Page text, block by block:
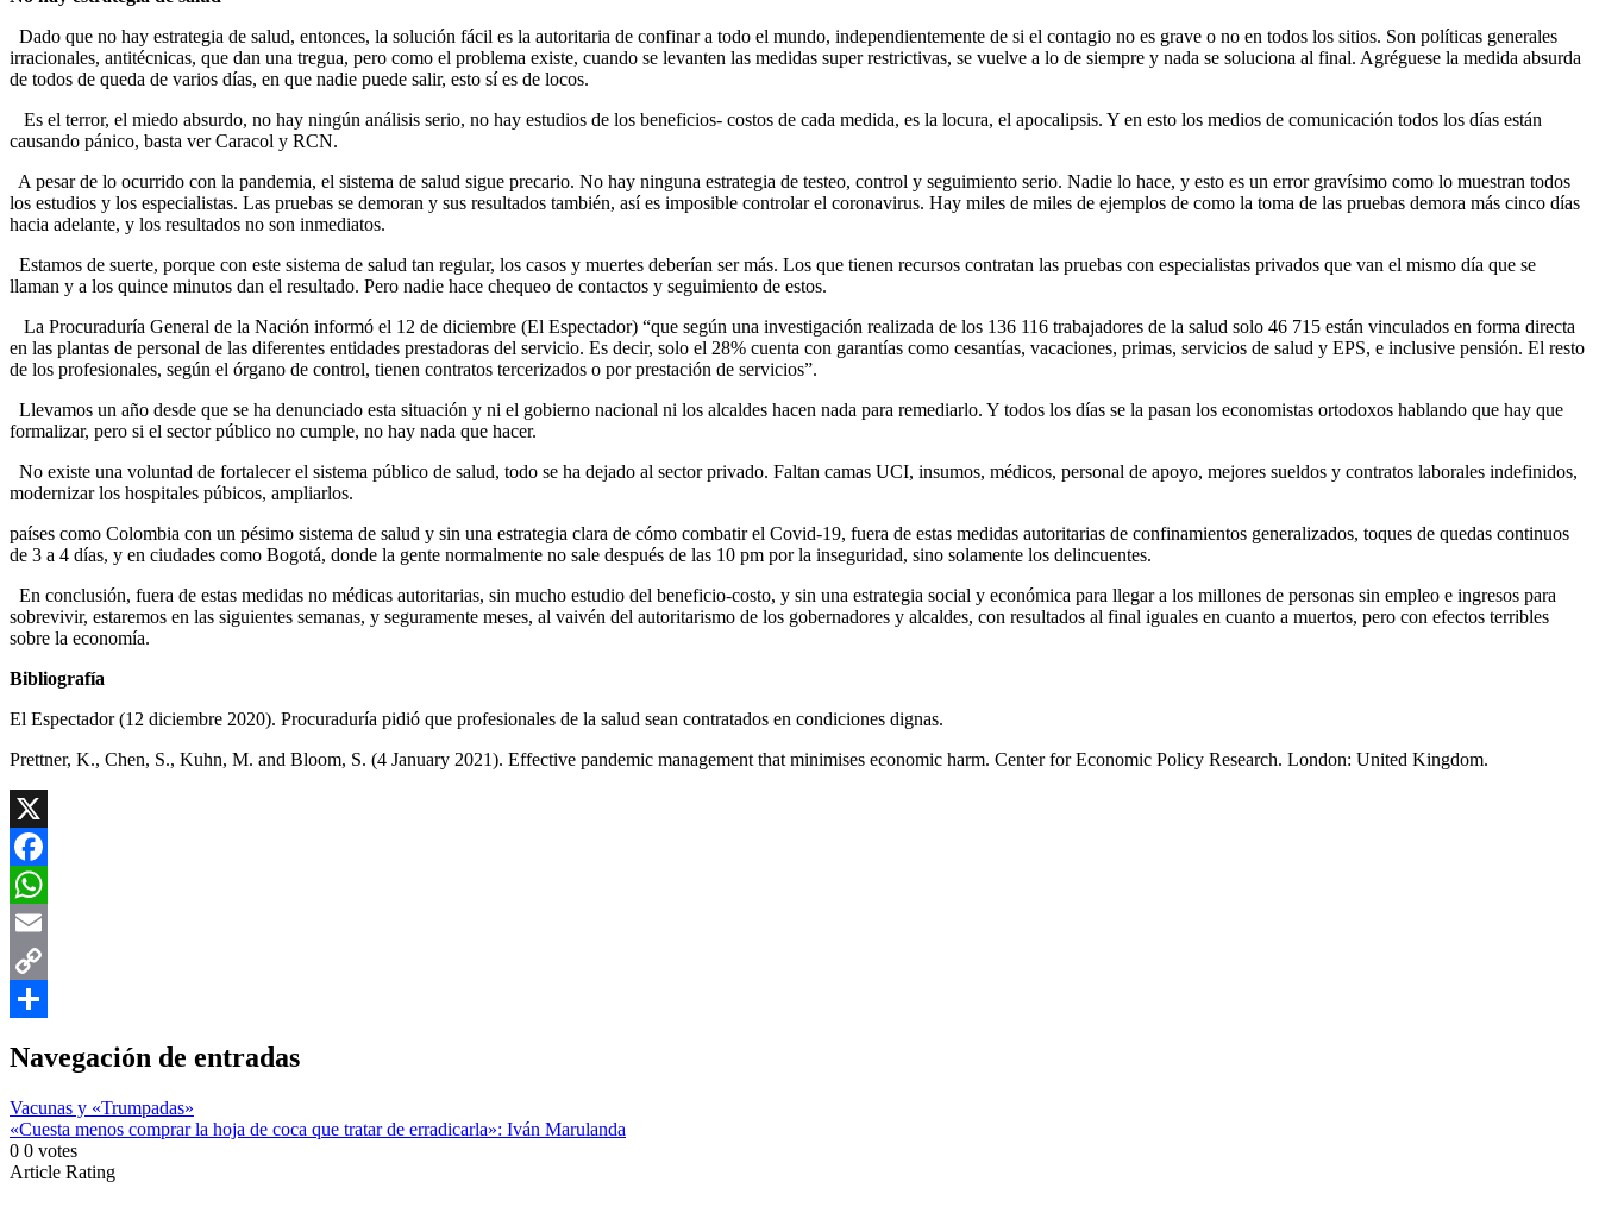
Dado que no hay estrategia de salud, entonces, la solución fácil es la autoritaria de confinar a todo el mundo, independientemente de si el contagio no es grave o no en todos los sitios. Son políticas generales
irracionales, antitécnicas, que dan una tregua, pero como el problema existe, cuando se levanten las medidas super restrictivas, se vuelve a lo de siempre y nada se soluciona al final. Agréguese la medida absurda
de todos de queda de varios días, en que nadie puede salir, esto sí es de locos.
Es el terror, el miedo absurdo, no hay ningún análisis serio, no hay estudios de los beneficios- costos de cada medida, es la locura, el apocalipsis. Y en esto los medios de comunicación todos los días están
causando pánico, basta ver Caracol y RCN.
A pesar de lo ocurrido con la pandemia, el sistema de salud sigue precario. No hay ninguna estrategia de testeo, control y seguimiento serio. Nadie lo hace, y esto es un error gravísimo como lo muestran todos
los estudios y los especialistas. Las pruebas se demoran y sus resultados también, así es imposible controlar el coronavirus. Hay miles de miles de ejemplos de como la toma de las pruebas demora más cinco días
hacia adelante, y los resultados no son inmediatos.
Estamos de suerte, porque con este sistema de salud tan regular, los casos y muertes deberían ser más. Los que tienen recursos contratan las pruebas con especialistas privados que van el mismo día que se
llaman y a los quince minutos dan el resultado. Pero nadie hace chequeo de contactos y seguimiento de estos.
La Procuraduría General de la Nación informó el 12 de diciembre (El Espectador) “que según una investigación realizada de los 136 116 trabajadores de la salud solo 46 715 están vinculados en forma directa
en las plantas de personal de las diferentes entidades prestadoras del servicio. Es decir, solo el 28% cuenta con garantías como cesantías, vacaciones, primas, servicios de salud y EPS, e inclusive pensión. El resto
de los profesionales, según el órgano de control, tienen contratos tercerizados o por prestación de servicios”.
Llevamos un año desde que se ha denunciado esta situación y ni el gobierno nacional ni los alcaldes hacen nada para remediarlo. Y todos los días se la pasan los economistas ortodoxos hablando que hay que
formalizar, pero si el sector público no cumple, no hay nada que hacer.
No existe una voluntad de fortalecer el sistema público de salud, todo se ha dejado al sector privado. Faltan camas UCI, insumos, médicos, personal de apoyo, mejores sueldos y contratos laborales indefinidos,
modernizar los hospitales púbicos, ampliarlos.
países como Colombia con un pésimo sistema de salud y sin una estrategia clara de cómo combatir el Covid-19, fuera de estas medidas autoritarias de confinamientos generalizados, toques de quedas continuos
de 3 a 4 días, y en ciudades como Bogotá, donde la gente normalmente no sale después de las 10 pm por la inseguridad, sino solamente los delincuentes.
En conclusión, fuera de estas medidas no médicas autoritarias, sin mucho estudio del beneficio-costo, y sin una estrategia social y económica para llegar a los millones de personas sin empleo e ingresos para
sobrevivir, estaremos en las siguientes semanas, y seguramente meses, al vaivén del autoritarismo de los gobernadores y alcaldes, con resultados al final iguales en cuanto a muertos, pero con efectos terribles
sobre la economía.
Bibliografía
El Espectador (12 diciembre 2020). Procuraduría pidió que profesionales de la salud sean contratados en condiciones dignas.
Prettner, K., Chen, S., Kuhn, M. and Bloom, S. (4 January 2021). Effective pandemic management that minimises economic harm. Center for Economic Policy Research. London: United Kingdom.
X
Facebook
WhatsApp
Email
Copy
Navegación de entradas
Vacunas y «Trumpadas»
«Cuesta menos comprar la hoja de coca que tratar de erradicarla»: Iván Marulanda
0 0 votes
Article Rating